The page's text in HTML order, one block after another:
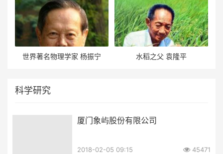
世界著名物理学家 杨振宁 水稻之父 袁隆平
科学研究
厦门象屿股份有限公司
2018-02-05 09:15 45471